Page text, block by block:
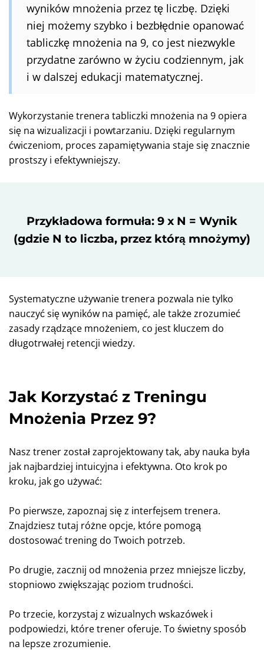
wyników mnożenia przez tę liczbę. Dzięki
niej możemy szybko i bezbłędnie opanować
tabliczkę mnożenia na 9, co jest niezwykle
przydatne zarówno w życiu codziennym, jak
i w dalszej edukacji matematycznej.
Wykorzystanie trenera tabliczki mnożenia na 9 opiera
się na wizualizacji i powtarzaniu. Dzięki regularnym
ćwiczeniom, proces zapamiętywania staje się znacznie
prostszy i efektywniejszy.
Przykładowa formuła: 9 x N = Wynik
(gdzie N to liczba, przez którą mnożymy)
Systematyczne używanie trenera pozwala nie tylko
nauczyć się wyników na pamięć, ale także zrozumieć
zasady rządzące mnożeniem, co jest kluczem do
długotrwałej retencji wiedzy.
Jak Korzystać z Treningu
Mnożenia Przez 9?
Nasz trener został zaprojektowany tak, aby nauka była
jak najbardziej intuicyjna i efektywna. Oto krok po
kroku, jak go używać:
Po pierwsze, zapoznaj się z interfejsem trenera.
Znajdziesz tutaj różne opcje, które pomogą
dostosować trening do Twoich potrzeb.
Po drugie, zacznij od mnożenia przez mniejsze liczby,
stopniowo zwiększając poziom trudności.
Po trzecie, korzystaj z wizualnych wskazówek i
podpowiedzi, które trener oferuje. To świetny sposób
na lepsze zrozumienie.